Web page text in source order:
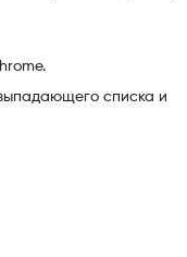
списка и